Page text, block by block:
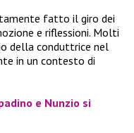
fatto il giro dei
e riflessioni. Molti
della conduttrice nel
in un contesto di
e Nunzio si